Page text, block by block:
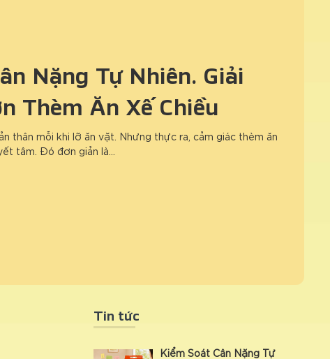
Nặng Tự Nhiên: Giải
Thèm Ăn Xế Chiều
thân mỗi khi lỡ ăn vặt. Nhưng thực ra, cảm giác thèm ăn
tâm. Đó đơn giản là…
Tin tức
Kiểm Soát Cân Nặng Tự